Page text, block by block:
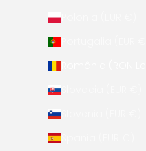
Polonia (EUR €)
Portugalia (EUR €)
România (RON Lei)
Slovacia (EUR €)
Slovenia (EUR €)
Spania (EUR €)